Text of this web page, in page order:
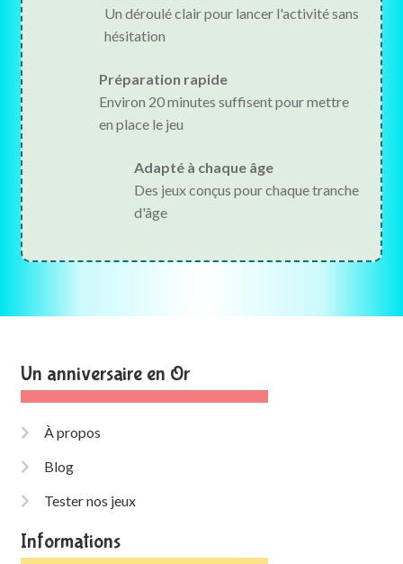
Un déroulé clair pour lancer l'activité sans
hésitation
Préparation rapide
Environ 20 minutes suffisent pour mettre
en place le jeu
Adapté à chaque âge
Des jeux conçus pour chaque tranche
d'âge
Un anniversaire en Or
À propos
Blog
Tester nos jeux
Informations